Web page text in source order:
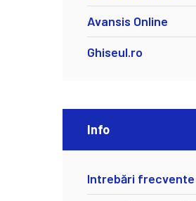
Avansis Online
Ghiseul.ro
Info
Intrebări frecvente